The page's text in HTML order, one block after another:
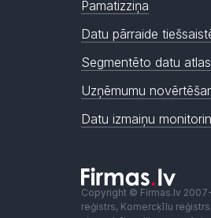
Pamatizziņa
Datu pārraide
Segmentēto datu
Uzņēmumu
Datu izmaiņu
Copyright © Firmas.lv
reģistrs, Komercķīlu